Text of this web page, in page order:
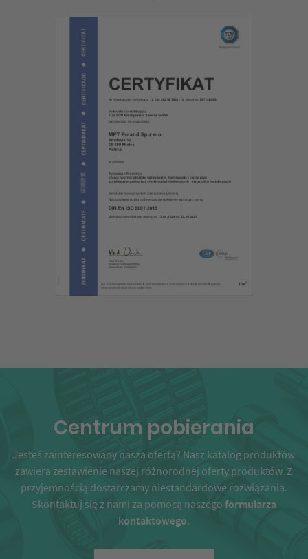
Centrum pobierania
Jesteś zainteresowany naszą ofertą? Nasz katalog produktów
zawiera zestawienie naszej różnorodnej oferty produktów. Z
przyjemnością dostarczamy niestandardowe rozwiązania.
Skontaktuj się z nami za pomocą naszego formularza
kontaktowego.